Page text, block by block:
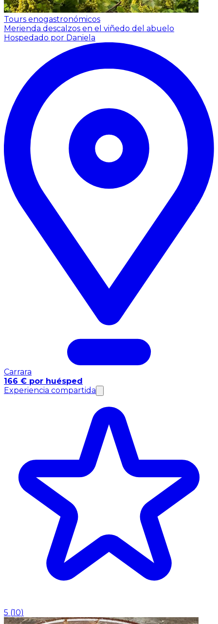
Tours enogastronómicos
Merienda descalzos en el viñedo del abuelo
Hospedado por Daniela
Carrara
166 € por huésped
Experiencia compartida
5 (10)